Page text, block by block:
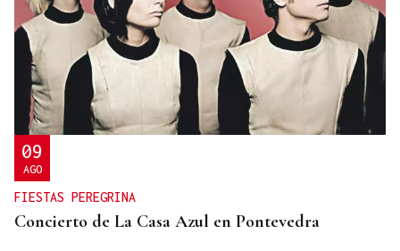
09
AGO
FIESTAS PEREGRINA
Concierto de La Casa Azul en Pontevedra